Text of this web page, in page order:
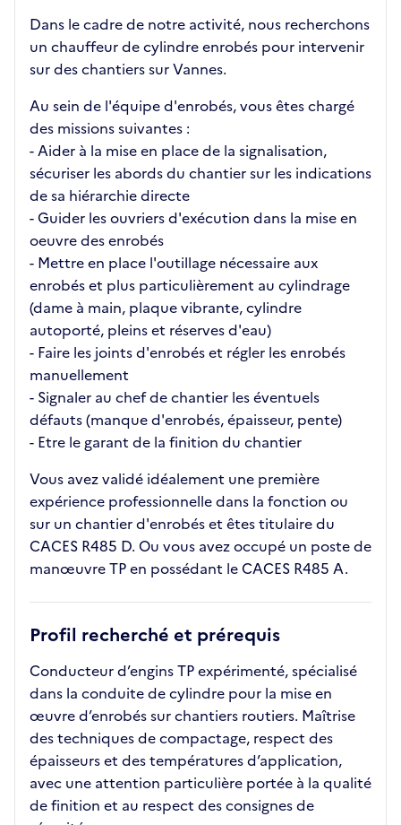
Dans le cadre de notre activité, nous recherchons
un chauffeur de cylindre enrobés pour intervenir
sur des chantiers sur Vannes.
Au sein de l'équipe d'enrobés, vous êtes chargé
des missions suivantes :
- Aider à la mise en place de la signalisation,
sécuriser les abords du chantier sur les indications
de sa hiérarchie directe
- Guider les ouvriers d'exécution dans la mise en
oeuvre des enrobés
- Mettre en place l'outillage nécessaire aux
enrobés et plus particulièrement au cylindrage
(dame à main, plaque vibrante, cylindre
autoporté, pleins et réserves d'eau)
- Faire les joints d'enrobés et régler les enrobés
manuellement
- Signaler au chef de chantier les éventuels
défauts (manque d'enrobés, épaisseur, pente)
- Etre le garant de la finition du chantier
Vous avez validé idéalement une première
expérience professionnelle dans la fonction ou
sur un chantier d'enrobés et êtes titulaire du
CACES R485 D. Ou vous avez occupé un poste de
manœuvre TP en possédant le CACES R485 A.
Profil recherché et prérequis
Conducteur d’engins TP expérimenté, spécialisé
dans la conduite de cylindre pour la mise en
œuvre d’enrobés sur chantiers routiers. Maîtrise
des techniques de compactage, respect des
épaisseurs et des températures d’application,
avec une attention particulière portée à la qualité
de finition et au respect des consignes de